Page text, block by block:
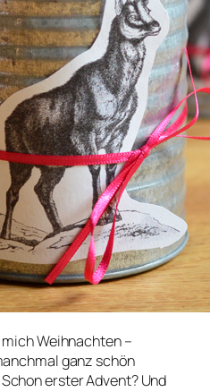
Weihnachten –
ganz schön
erster Advent? Und